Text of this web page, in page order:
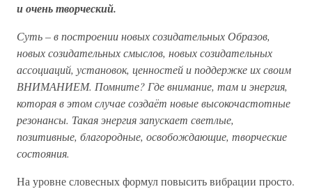
и очень творческий.
Суть – в построении новых созидательных Образов,
новых созидательных смыслов, новых созидательных
ассоциаций, установок, ценностей и поддержке их своим
ВНИМАНИЕМ. Помните? Где внимание, там и энергия,
которая в этом случае создаёт новые высокочастотные
резонансы. Такая энергия запускает светлые,
позитивные, благородные, освобождающие, творческие
состояния.
На уровне словесных формул повысить вибрации просто.